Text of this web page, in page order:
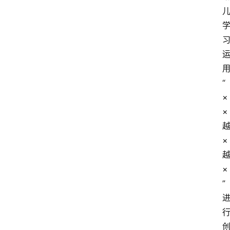
儿
学
习
运
用
“
×
×
越
×
越
×
”
进
行
创